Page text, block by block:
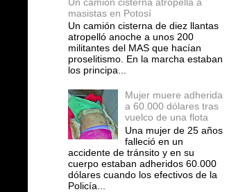
masistas en Potosí
Un camión cisterna de diez llantas
atropelló anoche a unos 200
militantes del MAS que hacían
proselitismo. En la marcha estaban
los principa...
Mujer muere adherida
a 60.000 dólares tras
vuelco de una flota
Una mujer de 25 años
falleció en un
accidente de tránsito y en su
cuerpo estaban adheridos 60.000
dólares cuando los efectivos de la
Policía...